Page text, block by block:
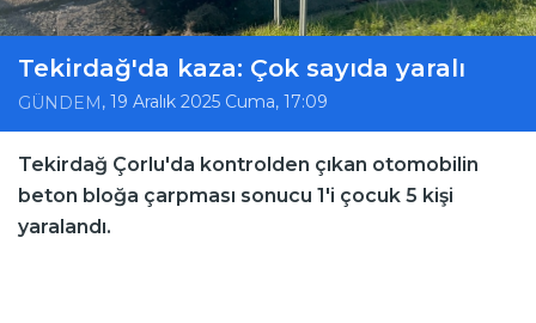
Tekirdağ'da kaza: Çok sayıda yaralı
GÜNDEM, 19 Aralık 2025 Cuma, 17:09
Tekirdağ Çorlu'da kontrolden çıkan otomobilin
beton bloğa çarpması sonucu 1'i çocuk 5 kişi
yaralandı.